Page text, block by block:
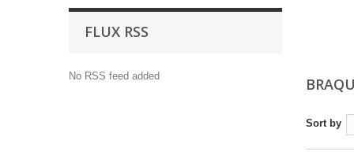
FLUX RSS
No RSS feed added
Sort by